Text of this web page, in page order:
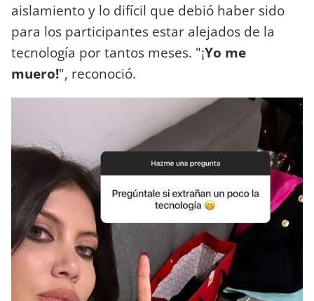
aislamiento y lo difícil que debió haber sido
para los participantes estar alejados de la
tecnología por tantos meses. "¡Yo me
muero!", reconoció.